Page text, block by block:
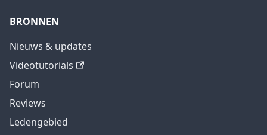
BRONNEN
Nieuws & updates
Videotutorials
Forum
Reviews
Ledengebied